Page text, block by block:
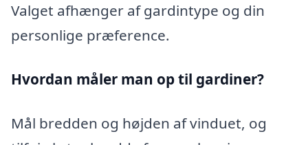
Valget afhænger af gardintype og din
personlige præference.
Hvordan måler man op til gardiner?
Mål bredden og højden af vinduet, og